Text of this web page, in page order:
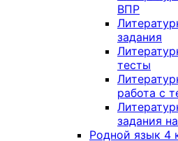
ВПР
задания
тесты
работа с
задания
Родной язык 4